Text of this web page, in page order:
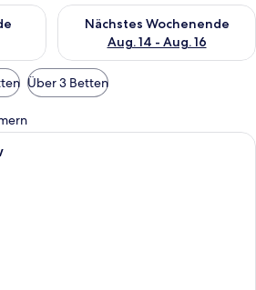
für dieses Wochenende, Aug. 7
Nächstes Wochenende
Aug. 14 - Aug. 16
Überprüfe die Verfügbarkeit
Über 3 Betten
Ein Schlafzimmer mit einem